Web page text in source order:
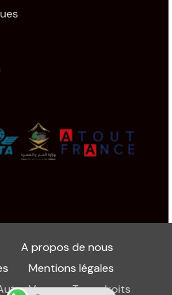
A propos de nous
Mentions légales
Voyage. Tous droits